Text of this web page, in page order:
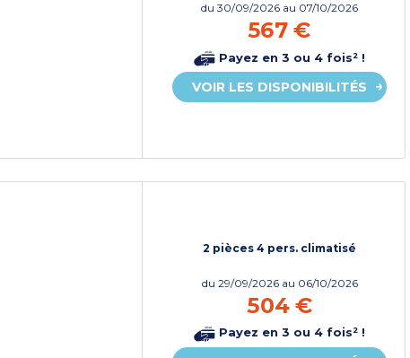
du30/09/2026 au 07/10/2026
567 €
Payez en 3 ou 4 fois² !
VOIR LES DISPONIBILITÉS
2 pièces 4 pers. climatisé
du 29/09/2026 au 06/10/2026
504 €
Payez en 3 ou 4 fois² !